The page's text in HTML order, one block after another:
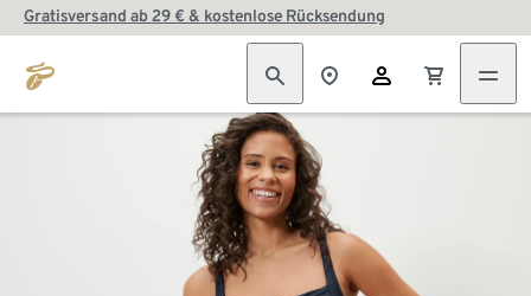
Gratisversand ab 29 € & kostenlose Rücksendung